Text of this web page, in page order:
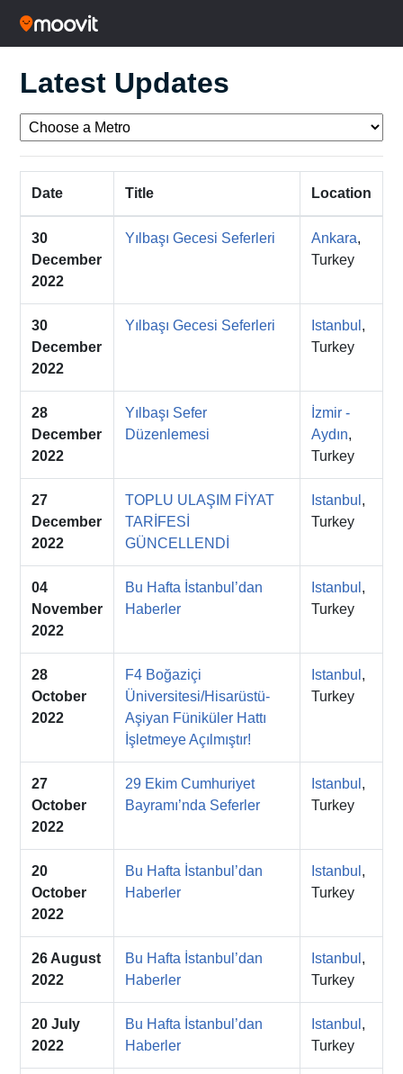
Latest Updates
Date Title Location
30
December
2022
Yılbaşı Gecesi Seferleri Ankara,
Turkey
30
December
2022
Yılbaşı Gecesi Seferleri Istanbul ,
Turkey
28
December
2022
Yılbaşı Sefer
Düzenlemesi
İzmir -
Aydın,
Turkey
27
December
2022
TOPLU ULAŞIM FİYAT
TARİFESİ
GÜNCELLENDİ
Istanbul ,
Turkey
04
November
2022
Bu Hafta İstanbul’dan
Haberler
Istanbul ,
Turkey
28
October
2022
F4 Boğaziçi
Üniversitesi/Hisarüstü-
Aşiyan Füniküler Hattı
İşletmeye Açılmıştır!
Istanbul ,
Turkey
27
October
2022
29 Ekim Cumhuriyet
Bayramı’nda Seferler
Istanbul ,
Turkey
20
October
2022
Bu Hafta İstanbul’dan
Haberler
Istanbul ,
Turkey
26 August
2022
Bu Hafta İstanbul’dan
Haberler
Istanbul ,
Turkey
20 July
2022
Bu Hafta İstanbul’dan
Haberler
Istanbul ,
Turkey